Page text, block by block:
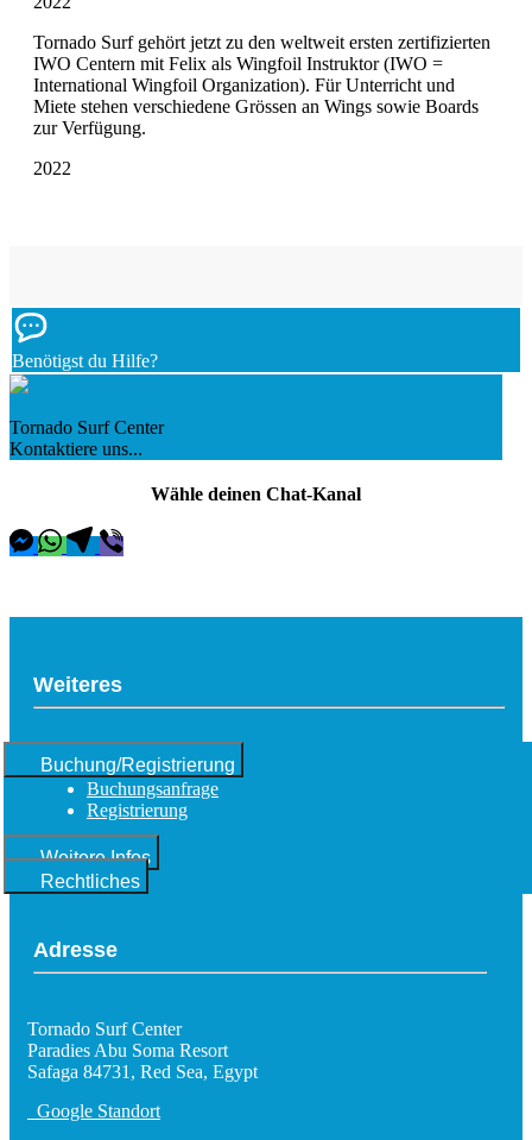
Tornado Surf gehört jetzt zu den weltweit ersten zertifizierten
IWO Centern mit Felix als Wingfoil Instruktor (IWO =
International Wingfoil Organization). Für Unterricht und
Miete stehen verschiedene Grössen an Wings sowie Boards
zur Verfügung.
2022
Benötigst du Hilfe?
Tornado Surf Center
Kontaktiere uns...
Wähle deinen Chat-Kanal
Weiteres
Buchung/Registrierung
Buchungsanfrage
Registrierung
Weitere Infos
Rechtliches
Adresse
Tornado Surf Center
Paradies Abu Soma Resort
Safaga 84731, Red Sea, Egypt
Google Standort